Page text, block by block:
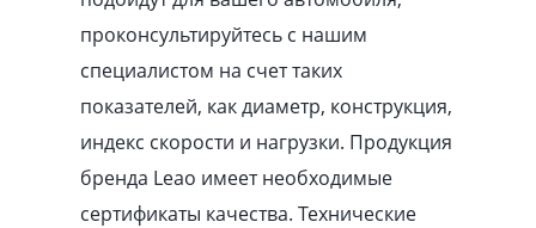
проконсультируйтесь с нашим
специалистом на счет таких
показателей, как диаметр, конструкция,
индекс скорости и нагрузки. Продукция
бренда Leao имеет необходимые
сертификаты качества. Технические